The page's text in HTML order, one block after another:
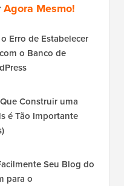
Agora Mesmo!
Erro de Estabelecer
o Banco de
Construir uma
é Tão Importante
Seu Blog do
para o